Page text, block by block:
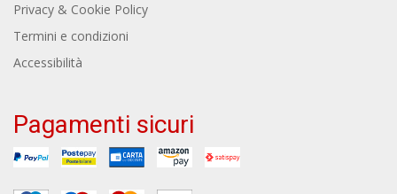
Privacy & Cookie Policy
Termini e condizioni
Accessibilità
Pagamenti sicuri